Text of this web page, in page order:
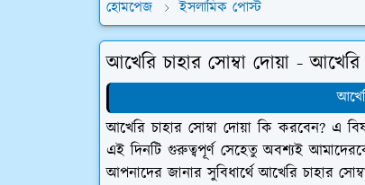
হোমপেজ ইসলামিক পোস্ট
আখেরি চাহার সোম্বা দোয়া -
আখেরি চাহার সোম্বা দোয়া কি করবেন? এ
এই দিনটি গুরুত্বপূর্ণ সেহেতু অবশ্যই
আপনাদের জানার সুবিধার্থে আখেরি চাহার